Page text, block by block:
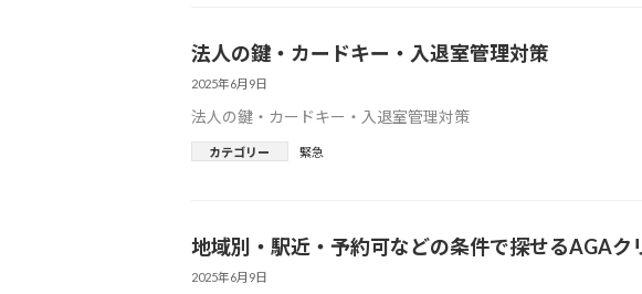
法人の鍵・カードキー・入退室管理対策
2025年6月9日
法人の鍵・カードキー・入退室管理対策
カテゴリー 緊急
地域別・駅近・予約可などの条件で探せるAGAク
2025年6月9日